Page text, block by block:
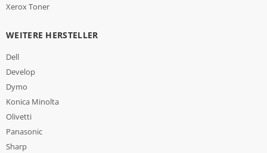
Xerox Toner
WEITERE HERSTELLER
Dell
Develop
Dymo
Konica Minolta
Olivetti
Panasonic
Sharp